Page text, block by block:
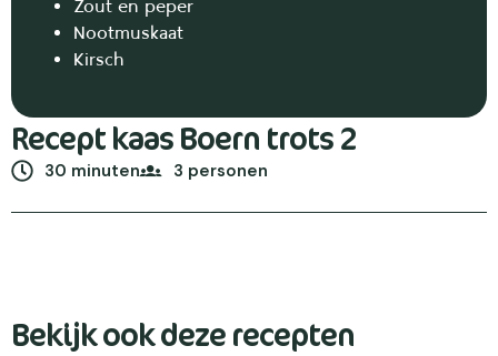
Zout en peper
Nootmuskaat
Kirsch
Recept kaas Boern trots 2
30 minuten 3 personen
Bekijk ook deze recepten